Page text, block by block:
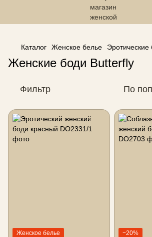
------------------------------------------------
Каталог Женское белье Эротические
Женские боди Butterfly
Фильтр По
Женское белье
−20%